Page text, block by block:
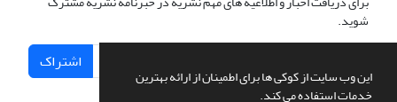
این وب سایت از کوکی ها برای اطمینان از ارائه بهترین
خدمات استفاده می کند.
شوید.
اشتراک